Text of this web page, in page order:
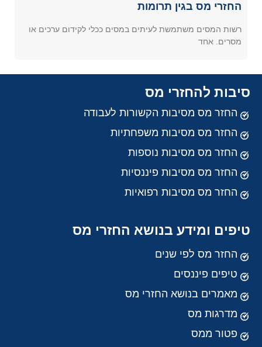
החזרי מס בגין תרומות
רשות המסים משתמשת לעיתים במסים ככלי לקידום ערכים או
מסרים. אחד
סיבות להחזרי מס
החזר מס מסיבות הקשורות לעבודה
החזר מס מסיבות משפחתיות
החזר מס מסיבות נוספות
החזר מס מסיבות פיננסיות
החזר מס מסיבות רפואיות
טיפים ומידע בנושא החזרי מס
החזר מס לפי שנים
טיפים פיננסים
מאמרים בנושא החזרי מס
מדרגות מס
פטור ממס